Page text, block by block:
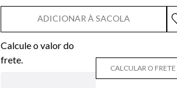
ADICIONAR À SACOLA
CALCULAR O FRETE